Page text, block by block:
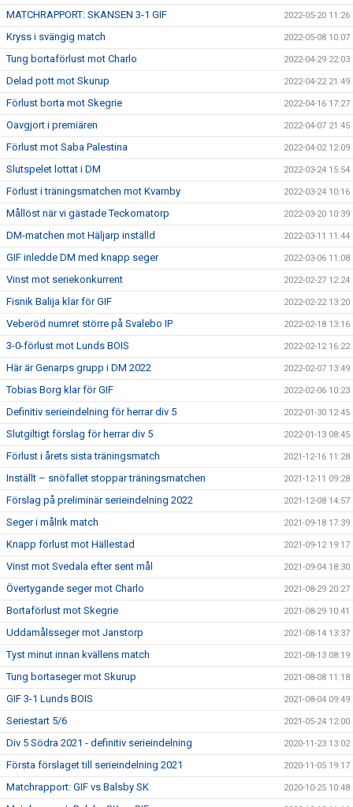
MATCHRAPPORT: SKANSEN 3-1 GIF 2022-05-20 11:26
Kryss i svängig match 2022-05-08 10:07
Tung bortaförlust mot Charlo 2022-04-29 22:03
Delad pott mot Skurup 2022-04-22 21:49
Förlust borta mot Skegrie 2022-04-16 17:27
Oavgjort i premiären 2022-04-07 21:45
Förlust mot Saba Palestina 2022-04-02 12:09
Slutspelet lottat i DM 2022-03-24 15:54
Förlust i träningsmatchen mot Kvarnby 2022-03-24 10:16
Mållöst när vi gästade Teckomatorp 2022-03-20 10:39
DM-matchen mot Häljarp inställd 2022-03-11 11:44
GIF inledde DM med knapp seger 2022-03-06 11:08
Vinst mot seriekonkurrent 2022-02-27 12:24
Fisnik Balija klar för GIF 2022-02-22 13:20
Veberöd numret större på Svalebo IP 2022-02-18 13:16
3-0-förlust mot Lunds BOIS 2022-02-12 16:22
Här är Genarps grupp i DM 2022 2022-02-07 13:49
Tobias Borg klar för GIF 2022-02-06 10:23
Definitiv serieindelning för herrar div 5 2022-01-30 12:45
Slutgiltigt förslag för herrar div 5 2022-01-13 08:45
Förlust i årets sista träningsmatch 2021-12-16 11:28
Inställt – snöfallet stoppar träningsmatchen 2021-12-11 09:28
Förslag på preliminär serieindelning 2022 2021-12-08 14:57
Seger i målrik match 2021-09-18 17:39
Knapp förlust mot Hällestad 2021-09-12 19:17
Vinst mot Svedala efter sent mål 2021-09-04 18:30
Övertygande seger mot Charlo 2021-08-29 20:27
Bortaförlust mot Skegrie 2021-08-29 10:41
Uddamålsseger mot Janstorp 2021-08-14 13:37
Tyst minut innan kvällens match 2021-08-13 08:19
Tung bortaseger mot Skurup 2021-08-08 11:18
GIF 3-1 Lunds BOIS 2021-08-04 09:49
Seriestart 5/6 2021-05-24 12:00
Div 5 Södra 2021 - definitiv serieindelning 2020-11-23 13:02
Första förslaget till serieindelning 2021 2020-11-05 19:17
Matchrapport: GIF vs Balsby SK 2020-10-25 10:48